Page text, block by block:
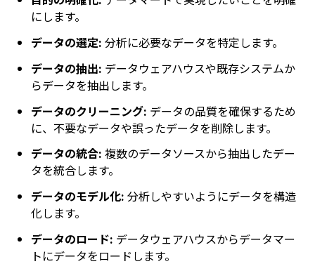
にします。
データの選定: 分析に必要なデータを特定します。
データの抽出: データウェアハウスや既存システムか
らデータを抽出します。
データのクリーニング: データの品質を確保するため
に、不要なデータや誤ったデータを削除します。
データの統合: 複数のデータソースから抽出したデー
タを統合します。
データのモデル化: 分析しやすいようにデータを構造
化します。
データのロード: データウェアハウスからデータマー
トにデータをロードします。